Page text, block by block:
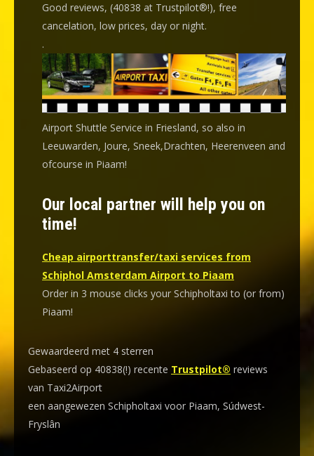
Good reviews, (40838 at Trustpilot®!), free
cancelation, low prices, day or night.
.
Airport Shuttle Service in Friesland, so also in
Leeuwarden, Joure, Sneek,Drachten, Heerenveen and
ofcourse in Piaam!
Our local partner will help you on
time!
Cheap airporttransfer/taxi services from
Schiphol Amsterdam Airport to Piaam
Order in 3 mouse clicks your Schipholtaxi to (or from)
Piaam!
Gewaardeerd met 4 sterren
Gebaseerd op 40838(!) recente Trustpilot® reviews
van Taxi2Airport
een aangewezen Schipholtaxi voor Piaam, Súdwest-
Fryslân